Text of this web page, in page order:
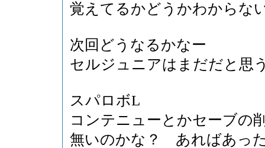
覚えてるかどうかわからな
次回どうなるかなー
セルジュニアはまだだと思
スパロボL
コンテニューとかセーブの
無いのかな？ あればあっ